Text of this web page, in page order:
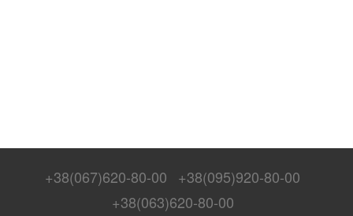
+38(067)620-80-00
+38(095)920-80-00
+38(063)620-80-00